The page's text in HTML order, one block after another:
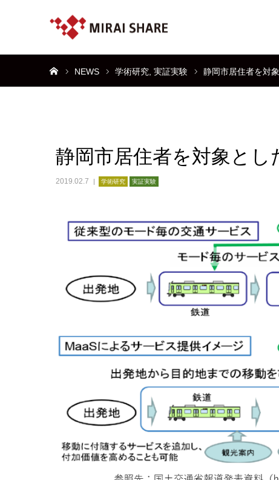
NEWS 学術研究 実証実験 静岡市居住者を対
静岡市居住者を対象と
2019.02.7 学術研究 実証実験